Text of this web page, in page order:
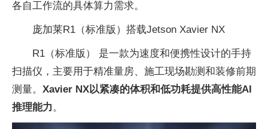
各自工作流的具体算力需求。
庞加莱R1（标准版）搭载Jetson Xavier NX
R1（标准版） 是一款为速度和便携性设计的手持
扫描仪，主要用于精准量房、施工现场勘测和装修前期
测量。 Xavier NX以紧凑的体积和低功耗提供高性能AI
推理能力。